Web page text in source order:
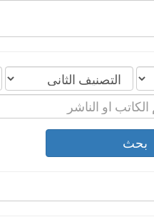
بحث